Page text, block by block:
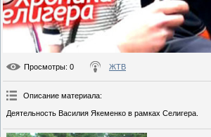
Просмотры: 0 ЖТВ
Описание материала:
Деятельность Василия Якеменко в рамках Селигера.